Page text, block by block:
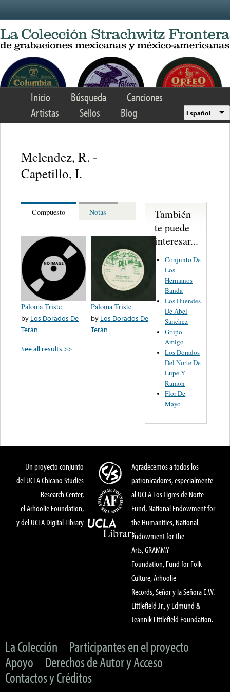
Inicio Búsqueda
Canciones
Artistas
Sellos Blog Español
Melendez, R. -
Capetillo, I.
Compuesto Notas
Paloma Triste
by Los Dorados De
Terán
Paloma Triste
by Los Dorados De
Terán
See all results >>
También
te puede
interesar...
Conjunto De
Los
Hermanos
Banda
Los Duendes
De Abel
Sanchez
Grupo
Amigo
Los Dorados
Del Norte De
Lupe Y
Ramon
Flor De
Mayo
Un proyecto conjunto
del UCLA Chicano Studies
Research Center,
el Arhoolie Foundation,
y del UCLA Digital Library
Agradecemos a todos los
patronicadores, especialmente
al UCLA Los Tigres de Norte
Fund, National Endowment for
the Humanities, National
Endowment for the
Arts, GRAMMY
Foundation, Fund for Folk
Culture, Arhoolie
Records, Señor y la Señora E.W.
Littlefield Jr., y Edmund &
Jeannik Littlefield Foundation.
La Colección
Participantes en el proyecto
Apoyo
Derechos de Autor y Acceso
Contactos y Créditos